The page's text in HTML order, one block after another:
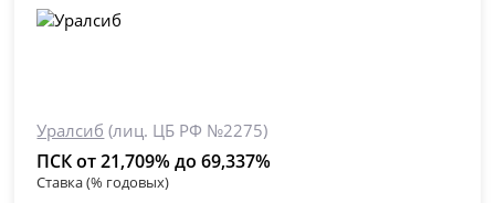
Уралсиб (лиц. ЦБ РФ №2275)
ПСК от 21,709% до 69,337%
Ставка (% годовых)